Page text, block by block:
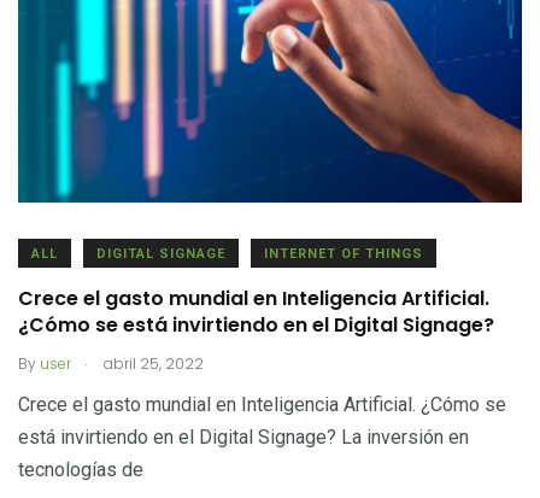
ALL DIGITAL SIGNAGE INTERNET OF THINGS
Crece el gasto mundial en Inteligencia Artificial.
¿Cómo se está invirtiendo en el Digital Signage?
By user . abril 25, 2022
Crece el gasto mundial en Inteligencia Artificial. ¿Cómo se
está invirtiendo en el Digital Signage? La inversión en
tecnologías de